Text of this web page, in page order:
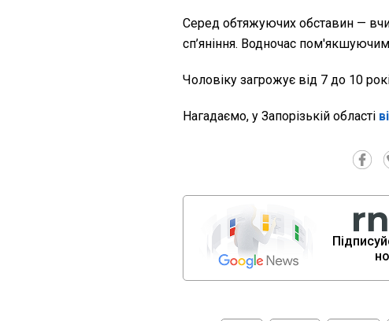
Серед обтяжуючих обставин —
сп’яніння. Водночас
Чоловіку загрожує від 7 до 10
Нагадаємо, у Запорізькій області